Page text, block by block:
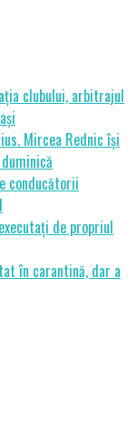
clubului, arbitrajul
Mircea Rednic își
conducătorii
de propriul
în carantină, dar a